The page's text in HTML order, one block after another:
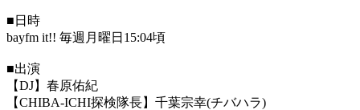
■日時
bayfm it!! 毎週月曜日15:04頃
■出演
【DJ】春原佑紀
【CHIBA-ICHI探検隊長】千葉宗幸(チバハラ)